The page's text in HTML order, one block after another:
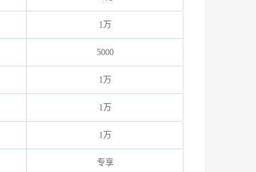
1万
5000
1万
1万
1万
专享